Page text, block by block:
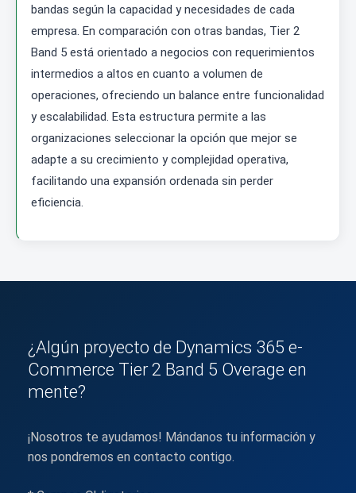
bandas según la capacidad y necesidades de cada
empresa. En comparación con otras bandas, Tier 2
Band 5 está orientado a negocios con requerimientos
intermedios a altos en cuanto a volumen de
operaciones, ofreciendo un balance entre funcionalidad
y escalabilidad. Esta estructura permite a las
organizaciones seleccionar la opción que mejor se
adapte a su crecimiento y complejidad operativa,
facilitando una expansión ordenada sin perder
eficiencia.
¿Algún proyecto de Dynamics 365 e-
Commerce Tier 2 Band 5 Overage en
mente?
¡Nosotros te ayudamos! Mándanos tu información y
nos pondremos en contacto contigo.